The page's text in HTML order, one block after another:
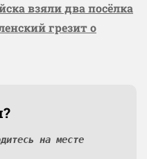
взяли два посёлка
грезит о
на месте